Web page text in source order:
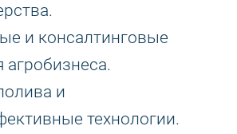
и консалтинговые
агробизнеса.
и
технологии.